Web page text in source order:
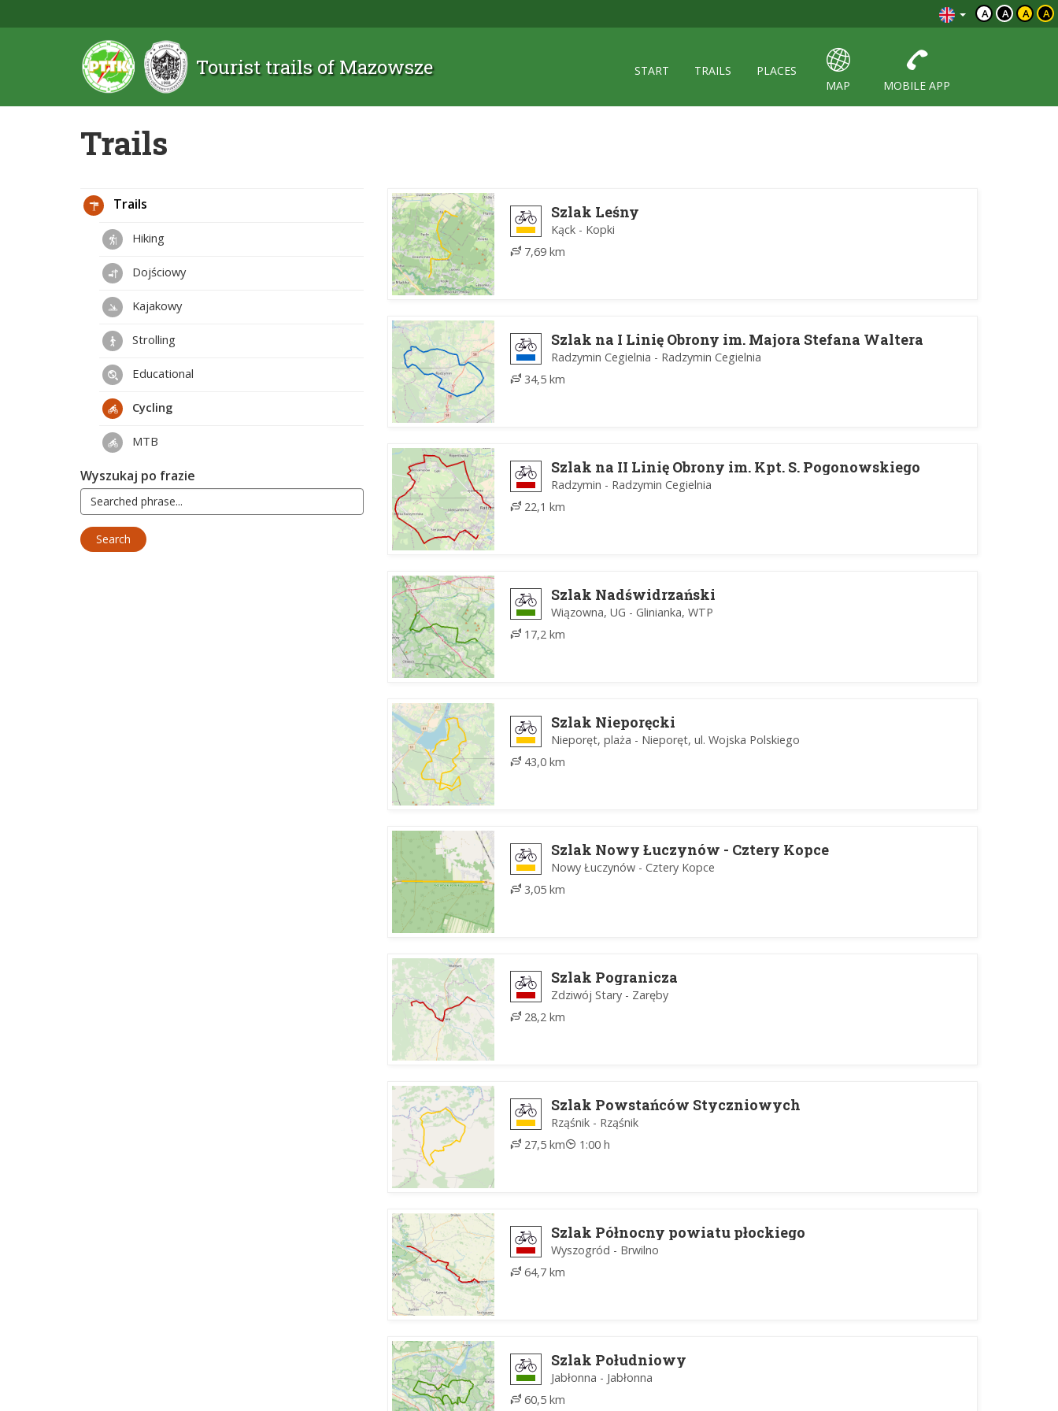
A A A A
Tourist trails of Mazowsze START TRAILS
PLACES
MAP
MOBILE APP
Trails
Szlak Leśny
Kąck - Kopki
7,69 km
Szlak na I Linię Obrony im. Majora Stefana Waltera
Radzymin Cegielnia - Radzymin Cegielnia
34,5 km
Szlak na II Linię Obrony im. Kpt. S. Pogonowskiego
Radzymin - Radzymin Cegielnia
22,1 km
Szlak Nadświdrzański
Wiązowna, UG - Glinianka, WTP
17,2 km
Szlak Nieporęcki
Nieporęt, plaża - Nieporęt, ul. Wojska Polskiego
43,0 km
Szlak Nowy Łuczynów - Cztery Kopce
Nowy Łuczynów - Cztery Kopce
3,05 km
Szlak Pogranicza
Zdziwój Stary - Zaręby
28,2 km
Szlak Powstańców Styczniowych
Rząśnik - Rząśnik
27,5 km
1:00 h
Szlak Północny powiatu płockiego
Wyszogród - Brwilno
64,7 km
Szlak Południowy
Jabłonna - Jabłonna
60,5 km
Trails
Hiking
Dojściowy
Kajakowy
Strolling
Educational
Cycling
MTB
Wyszukaj po frazie